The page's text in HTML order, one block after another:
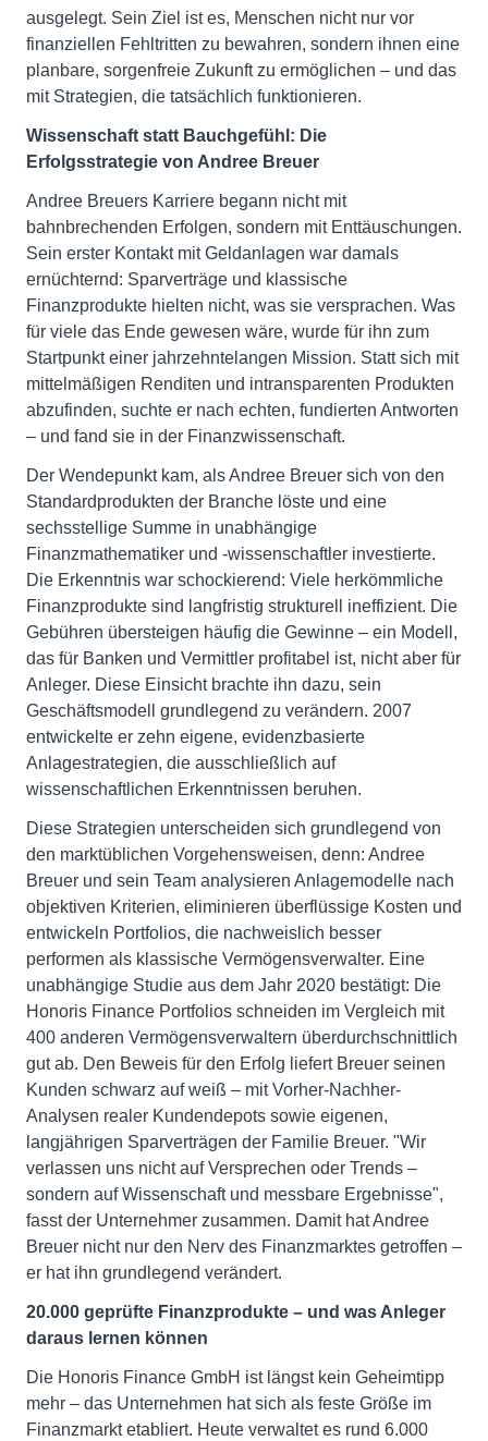
ausgelegt. Sein Ziel ist es, Menschen nicht nur vor
finanziellen Fehltritten zu bewahren, sondern ihnen eine
planbare, sorgenfreie Zukunft zu ermöglichen – und das
mit Strategien, die tatsächlich funktionieren.
Wissenschaft statt Bauchgefühl: Die
Erfolgsstrategie von Andree Breuer
Andree Breuers Karriere begann nicht mit
bahnbrechenden Erfolgen, sondern mit Enttäuschungen.
Sein erster Kontakt mit Geldanlagen war damals
ernüchternd: Sparverträge und klassische
Finanzprodukte hielten nicht, was sie versprachen. Was
für viele das Ende gewesen wäre, wurde für ihn zum
Startpunkt einer jahrzehntelangen Mission. Statt sich mit
mittelmäßigen Renditen und intransparenten Produkten
abzufinden, suchte er nach echten, fundierten Antworten
– und fand sie in der Finanzwissenschaft.
Der Wendepunkt kam, als Andree Breuer sich von den
Standardprodukten der Branche löste und eine
sechsstellige Summe in unabhängige
Finanzmathematiker und -wissenschaftler investierte.
Die Erkenntnis war schockierend: Viele herkömmliche
Finanzprodukte sind langfristig strukturell ineffizient. Die
Gebühren übersteigen häufig die Gewinne – ein Modell,
das für Banken und Vermittler profitabel ist, nicht aber für
Anleger. Diese Einsicht brachte ihn dazu, sein
Geschäftsmodell grundlegend zu verändern. 2007
entwickelte er zehn eigene, evidenzbasierte
Anlagestrategien, die ausschließlich auf
wissenschaftlichen Erkenntnissen beruhen.
Diese Strategien unterscheiden sich grundlegend von
den marktüblichen Vorgehensweisen, denn: Andree
Breuer und sein Team analysieren Anlagemodelle nach
objektiven Kriterien, eliminieren überflüssige Kosten und
entwickeln Portfolios, die nachweislich besser
performen als klassische Vermögensverwalter. Eine
unabhängige Studie aus dem Jahr 2020 bestätigt: Die
Honoris Finance Portfolios schneiden im Vergleich mit
400 anderen Vermögensverwaltern überdurchschnittlich
gut ab. Den Beweis für den Erfolg liefert Breuer seinen
Kunden schwarz auf weiß – mit Vorher-Nachher-
Analysen realer Kundendepots sowie eigenen,
langjährigen Sparverträgen der Familie Breuer. "Wir
verlassen uns nicht auf Versprechen oder Trends –
sondern auf Wissenschaft und messbare Ergebnisse",
fasst der Unternehmer zusammen. Damit hat Andree
Breuer nicht nur den Nerv des Finanzmarktes getroffen –
er hat ihn grundlegend verändert.
20.000 geprüfte Finanzprodukte – und was Anleger
daraus lernen können
Die Honoris Finance GmbH ist längst kein Geheimtipp
mehr – das Unternehmen hat sich als feste Größe im
Finanzmarkt etabliert. Heute verwaltet es rund 6.000